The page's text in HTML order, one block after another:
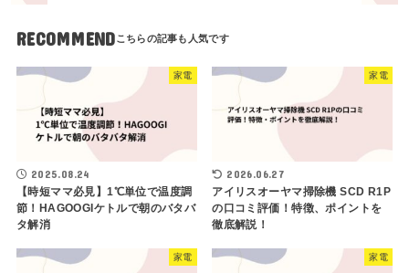
RECOMMEND
家電
2025.08.24
【時短ママ必見】1℃単位で温度調
節！HAGOOGIケトルで朝のバタバ
タ解消
家電
2026.06.27
アイリスオーヤマ掃除機 SCD R1P
の口コミ評価！特徴、ポイントを
徹底解説！
家電 家電